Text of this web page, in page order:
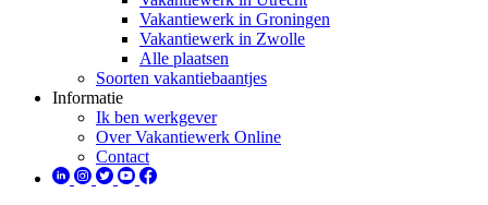
Vakantiewerk in Groningen
Vakantiewerk in Zwolle
Alle plaatsen
Soorten vakantiebaantjes
Informatie
Ik ben werkgever
Over Vakantiewerk Online
Contact